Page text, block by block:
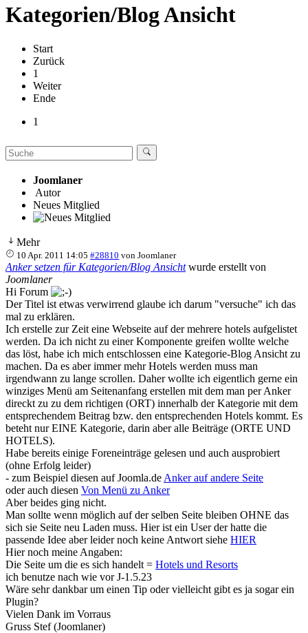
Kategorien/Blog Ansicht
Start
Zurück
1
Weiter
Ende
1
Joomlaner
Autor
Neues Mitglied
Mehr
10 Apr. 2011 14:05 #28810 vonJoomlaner
Anker setzen für Kategorien/Blog Ansichtwurde erstellt von
Joomlaner
Hi Forum
Der Titel ist etwas verwirrend glaube ich darum "versuche" ich das
mal zu erklären.
Ich erstelle zur Zeit eine Webseite auf der mehrere hotels aufgelistet
werden. Da ich nicht zu einer Komponente greifen wollte welche
das löst, habe ich mich entschlossen eine Kategorie-Blog Ansicht zu
machen. Da es aber immer mehr Hotels werden muss man
irgendwann zu lange scrollen. Daher wollte ich eigentlich gerne ein
winziges Menü am Seitenanfang erstellen mit dem man per Anker
direckt zu zu dem richtigen (ORT) innerhalb der Kategorie mit dem
entsprechendem Beitrag bzw. den entsprechenden Hotels kommt. Es
beteht nur EINE Kategorie, darin aber alle Beiträge (ORTE UND
HOTELS).
Habe bereits einige Foreneinträge gelesen und auch ausprobiert
(ohne Erfolg leider)
- zum Beispiel diesen auf Joomla.de Anker auf andere Seite
oder auch diesen Von Menü zu Anker
Aber beides ging nicht.
Man sollte wenn möglich auf der selben Seite bleiben OHNE das
sich sie Seite neu Laden muss. Hier ist ein User der hatte die
passende Idee aber leider noch keine Antwort siehe HIER
Hier noch meine Angaben:
Die Seite um die es sich handelt = Hotels und Resorts
ich benutze nach wie vor J-1.5.23
Wäre sehr dankbar um einen Tip oder vielleicht gibt es ja sogar ein
Plugin?
Vielen Dank im Vorraus
Gruss Stef (Joomlaner)